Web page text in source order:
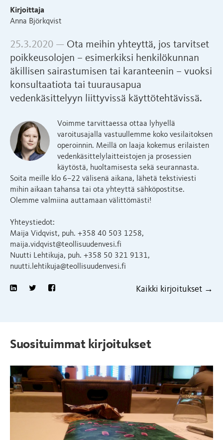
Kirjoittaja
Anna Björkqvist
25.3.2020 — Ota meihin yhteyttä, jos tarvitset
poikkeusolojen – esimerkiksi henkilökunnan
äkillisen sairastumisen tai karanteenin – vuoksi
konsultaatiota tai tuurausapua
vedenkäsittelyyn liittyvissä käyttötehtävissä.
Voimme tarvittaessa ottaa lyhyellä
varoitusajalla vastuullemme koko vesilaitoksen
operoinnin. Meillä on laaja kokemus erilaisten
vedenkäsittelylaitteistojen ja prosessien
käytöstä, huoltamisesta sekä seurannasta.
Soita meille klo 6–22 välisenä aikana, lähetä tekstiviesti
mihin aikaan tahansa tai ota yhteyttä sähköpostitse.
Olemme valmiina auttamaan välittömästi!
Yhteystiedot:
Maija Vidqvist, puh. +358 40 503 1258,
maija.vidqvist@teollisuudenvesi.fi
Nuutti Lehtikuja, puh. +358 50 321 9131,
nuutti.lehtikuja@teollisuudenvesi.fi
Kaikki kirjoitukset →
Suosituimmat kirjoitukset